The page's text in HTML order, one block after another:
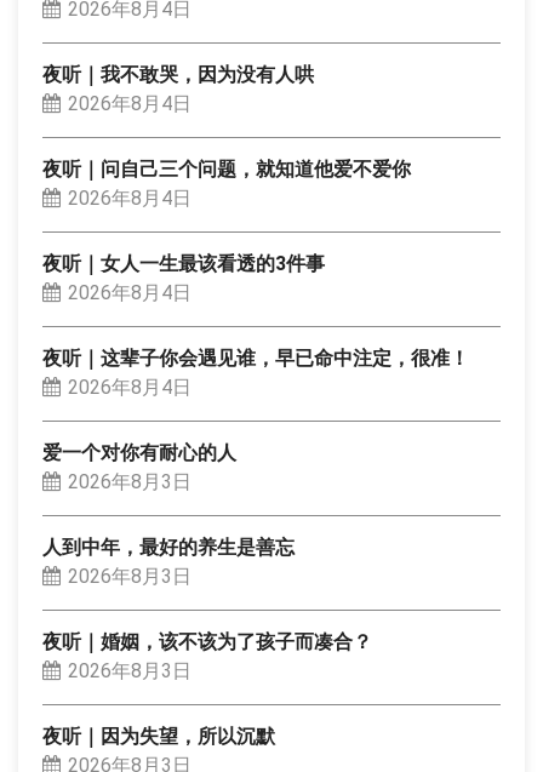
2026年8月4日
夜听｜我不敢哭，因为没有人哄
2026年8月4日
夜听｜问自己三个问题，就知道他爱不爱你
2026年8月4日
夜听｜女人一生最该看透的3件事
2026年8月4日
夜听｜这辈子你会遇见谁，早已命中注定，很准！
2026年8月4日
爱一个对你有耐心的人
2026年8月3日
人到中年，最好的养生是善忘
2026年8月3日
夜听｜婚姻，该不该为了孩子而凑合？
2026年8月3日
夜听｜因为失望，所以沉默
2026年8月3日